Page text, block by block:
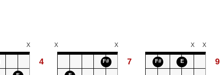
X
4 F#
X X
7 F# E
X X
9